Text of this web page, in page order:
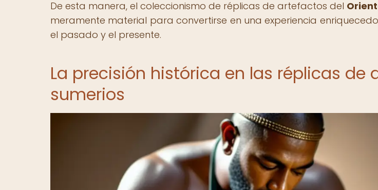
De esta manera, el coleccionismo de réplicas de artefactos del
meramente material para convertirse en una experiencia
el pasado y el presente.
La precisión histórica en las réplicas de
sumerios